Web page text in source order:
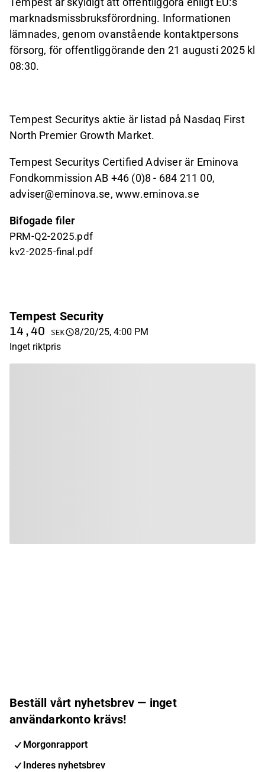
marknadsmissbruksförordning. Informationen
lämnades, genom ovanstående kontaktpersons
försorg, för offentliggörande den 21 augusti 2025 kl
08:30.
Tempest Securitys aktie är listad på Nasdaq First
North Premier Growth Market.
Tempest Securitys Certified Adviser är Eminova
Fondkommission AB +46 (0)8 - 684 211 00,
adviser@eminova.se, www.eminova.se
Bifogade filer
PRM-Q2-2025.pdf
kv2-2025-final.pdf
Tempest Security
14,40 SEK
8/20/25, 4:00 PM
Inget riktpris
Beställ vårt nyhetsbrev — inget
användarkonto krävs!
Morgonrapport
Inderes nyhetsbrev